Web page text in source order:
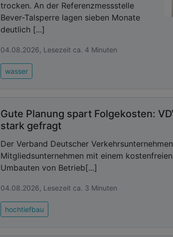
trocken. An der Referenzmessstelle
Bever-Talsperre lagen sieben Monate
deutlich [...]
04.08.2026, Lesezeit ca. 4 Minuten
wasser
Gute Planung spart Folgekosten:
stark gefragt
Der Verband Deutscher
Mitgliedsunternehmen mit einem
Umbauten von Betrieb[...]
04.08.2026, Lesezeit ca. 3 Minuten
hochtiefbau